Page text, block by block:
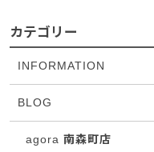
カテゴリー
INFORMATION
BLOG
agora 南森町店